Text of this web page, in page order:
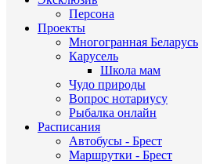
Персона
Проекты
Многогранная Беларусь
Карусель
Школа мам
Чудо природы
Вопрос нотариусу
Рыбалка онлайн
Расписания
Автобусы - Брест
Маршрутки - Брест